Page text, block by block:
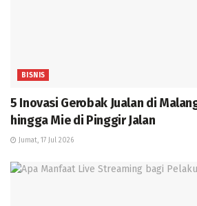
BISNIS
5 Inovasi Gerobak Jualan di
hingga Mie di Pinggir Jalan
Jumat, 17 Jul 2026